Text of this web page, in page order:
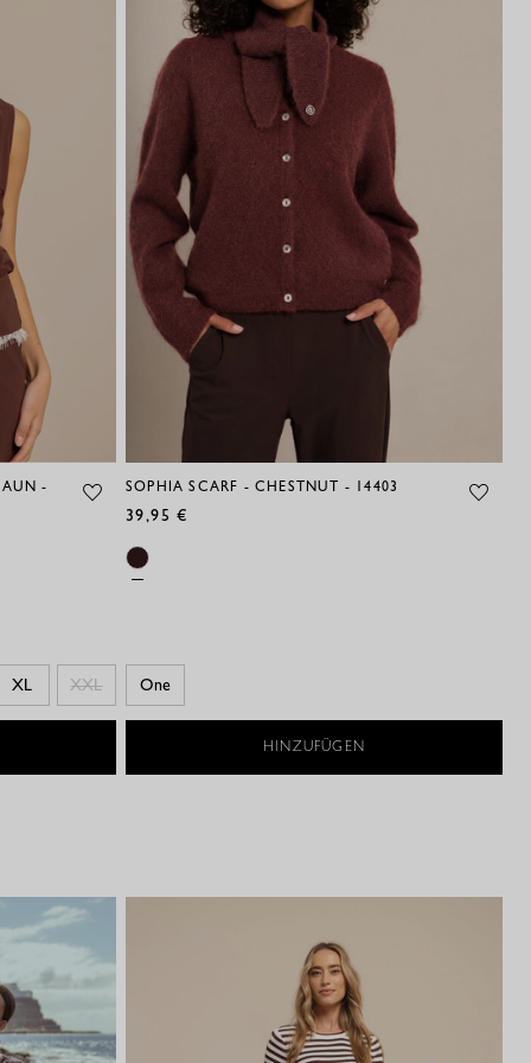
-
XL XXL
SOPHIA SCARF - CHESTNUT - 14403
39,95 €
One
HINZUFÜGEN